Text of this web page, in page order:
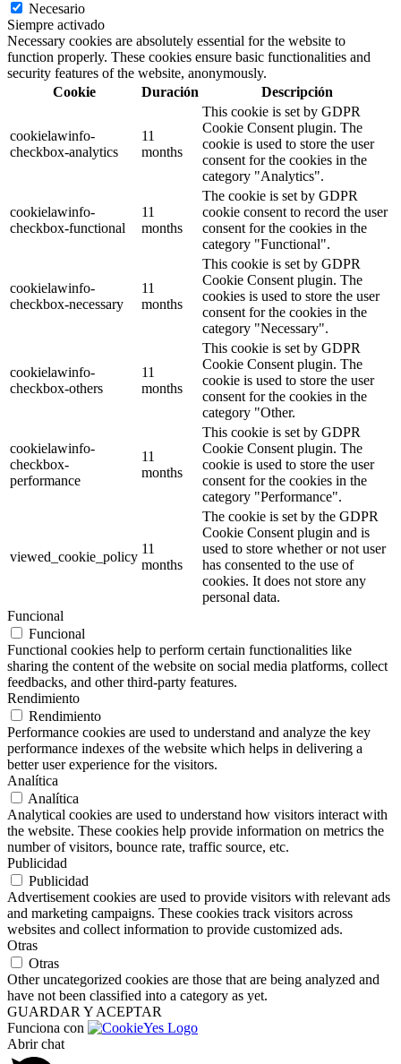
Necesario
Siempre activado
Necessary cookies are absolutely essential for the website to
function properly. These cookies ensure basic functionalities and
security features of the website, anonymously.
Cookie
Duración Descripción
cookielawinfo-
checkbox-analytics
11
months
This cookie is set by GDPR
Cookie Consent plugin. The
cookie is used to store the user
consent for the cookies in the
category "Analytics".
cookielawinfo-
checkbox-functional
11
months
The cookie is set by GDPR
cookie consent to record the user
consent for the cookies in the
category "Functional".
cookielawinfo-
checkbox-necessary
11
months
This cookie is set by GDPR
Cookie Consent plugin. The
cookies is used to store the user
consent for the cookies in the
category "Necessary".
cookielawinfo-
checkbox-others
11
months
This cookie is set by GDPR
Cookie Consent plugin. The
cookie is used to store the user
consent for the cookies in the
category "Other.
cookielawinfo-
checkbox-
performance
11
months
This cookie is set by GDPR
Cookie Consent plugin. The
cookie is used to store the user
consent for the cookies in the
category "Performance".
viewed_cookie_policy
11
months
The cookie is set by the GDPR
Cookie Consent plugin and is
used to store whether or not user
has consented to the use of
cookies. It does not store any
personal data.
Funcional
Funcional
Functional cookies help to perform certain functionalities like
sharing the content of the website on social media platforms, collect
feedbacks, and other third-party features.
Rendimiento
Rendimiento
Performance cookies are used to understand and analyze the key
performance indexes of the website which helps in delivering a
better user experience for the visitors.
Analítica
Analítica
Analytical cookies are used to understand how visitors interact with
the website. These cookies help provide information on metrics the
number of visitors, bounce rate, traffic source, etc.
Publicidad
Publicidad
Advertisement cookies are used to provide visitors with relevant ads
and marketing campaigns. These cookies track visitors across
websites and collect information to provide customized ads.
Otras
Otras
Other uncategorized cookies are those that are being analyzed and
have not been classified into a category as yet.
GUARDAR Y ACEPTAR
Funciona con
Abrir chat